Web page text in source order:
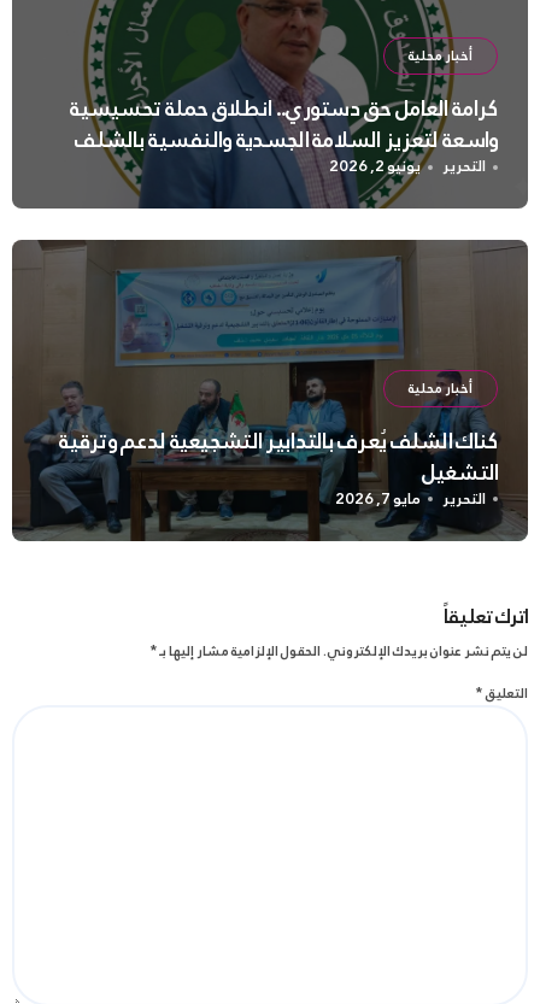
أخبار محلية
كرامة العامل حق دستوري.. انطلاق حملة تحسيسية
واسعة لتعزيز السلامة الجسدية والنفسية بالشلف
التحرير يونيو 2, 2026
أخبار محلية
كناك الشلف يُعرف بالتدابير التشجيعية لدعم وترقية
التشغيل
التحرير مايو 7, 2026
اترك تعليقاً
لن يتم نشر عنوان بريدك الإلكتروني.الحقول الإلزامية مشار إليها بـ*
التعليق*